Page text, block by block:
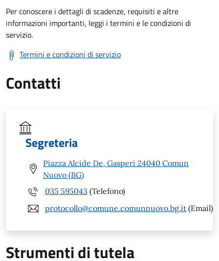
Per conoscere i dettagli di scadenze, requisiti e altre
informazioni importanti, leggi i termini e le condizioni di
servizio.
Termini e condizioni di servizio
Contatti
Segreteria
Piazza Alcide De, Gasperi 24040 Comun
Nuovo (BG)
035 595043 (Telefono)
protocollo@comune.comunnuovo.bg.it (Email)
Strumenti di tutela